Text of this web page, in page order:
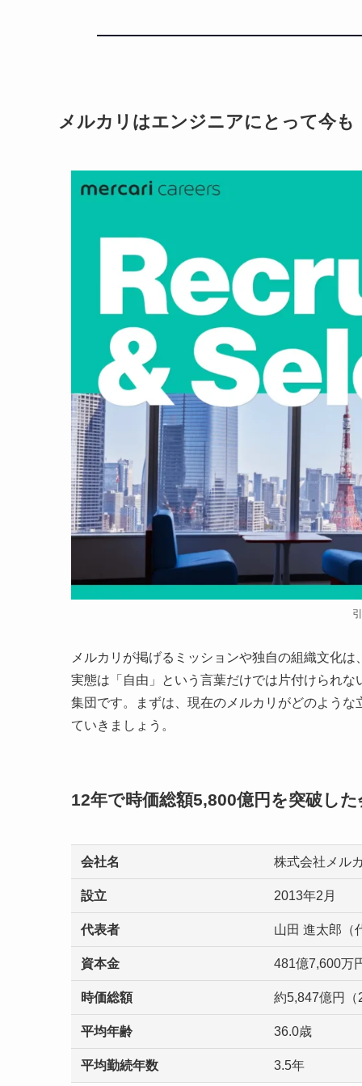
メルカリはエンジニアにとって今
メルカリが掲げるミッションや独自の組織文化
実態は「自由」という言葉だけでは片付けられ
集団です。まずは、現在のメルカリがどのよう
ていきましょう。
12年で時価総額5,800億円を突破し
会社名 株式会社メル
設立 2013年2月
代表者 山田 進太郎（
資本金 481億7,600万
時価総額 約5,847億円
平均年齢 36.0歳
平均勤続年数 3.5年